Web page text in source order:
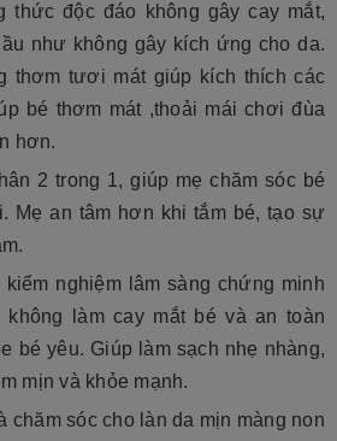
thức độc đáo không gây cay mắt,
như không gây kích ứng cho da.
thơm tươi mát giúp kích thích các
bé thơm mát ,thoải mái chơi đùa
hơn.
2 trong 1, giúp mẹ chăm sóc bé
Mẹ an tâm hơn khi tắm bé, tạo sự
nghiệm lâm sàng chứng minh
không làm cay mắt bé và an toàn
bé yêu. Giúp làm sạch nhẹ nhàng,
mịn và khỏe mạnh.
chăm sóc cho làn da mịn màng non